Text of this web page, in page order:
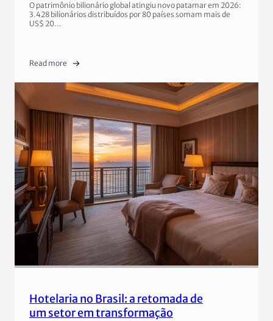
O patrimônio bilionário global atingiu novo patamar em 2026:
3.428 bilionários distribuídos por 80 países somam mais de
US$ 20…
Read more
Hotelaria no Brasil: a retomada de
um setor em transformação